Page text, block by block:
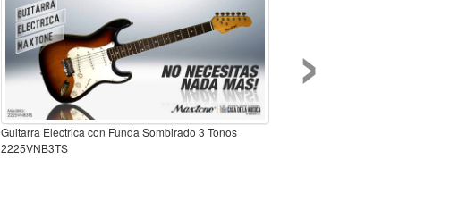
Guitarra Electrica con Funda Sombirado 3 Tonos
2225VNB3TS
›